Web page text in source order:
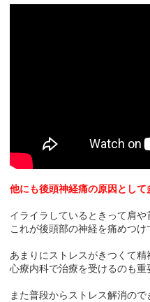
他にも後頭神経痛の原因として
イライラしているときって肩や
これが後頭部の神経を痛めつけ
あまりにストレスがきつくて精
心療内科で治療を受けるのも重
また普段からストレス解消の